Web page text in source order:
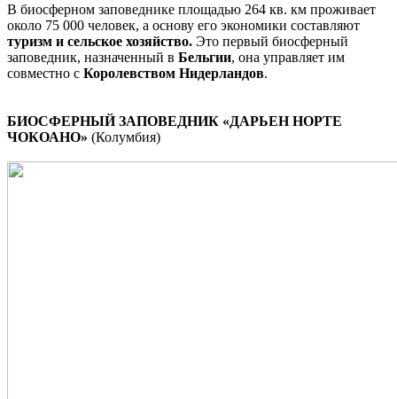
В биосферном заповеднике площадью 264 кв. км проживает
около 75 000 человек, а основу его экономики составляют
туризм и сельское хозяйство. Это первый биосферный
заповедник, назначенный в Бельгии, она управляет им
совместно с Королевством Нидерландов.
БИОСФЕРНЫЙ ЗАПОВЕДНИК «ДАРЬЕН НОРТЕ
ЧОКОАНО» (Колумбия)